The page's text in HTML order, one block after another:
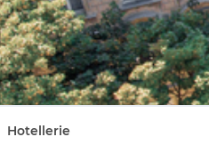
Hotellerie